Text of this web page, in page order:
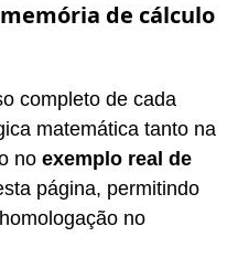
de cálculo
completo de cada
matemática tanto na
no exemplo real de
página, permitindo
no